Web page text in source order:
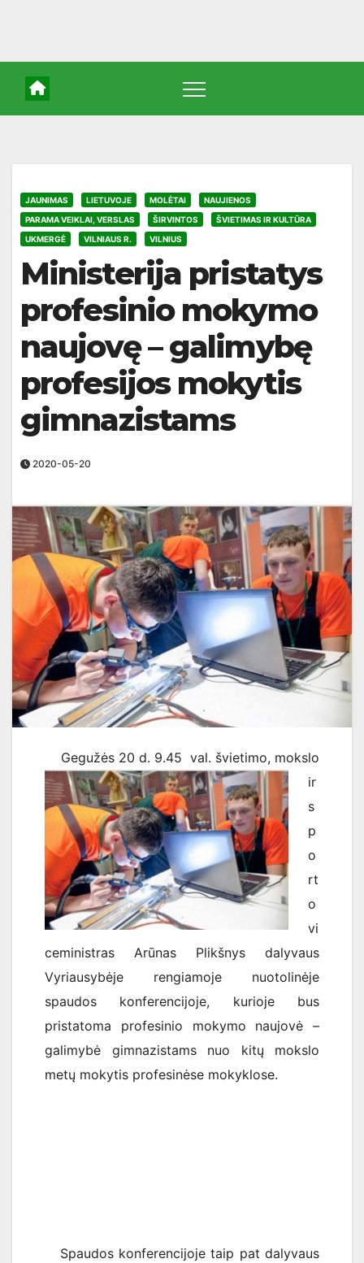
JAUNIMAS LIETUVOJE MOLĖTAI
NAUJIENOS
PARAMA VEIKLAI, VERSLAS
ŠIRVINTOS
ŠVIETIMAS IR KULTŪRA
UKMERGĖ
VILNIAUS R. VILNIUS
Ministerija pristatys
profesinio mokymo
naujovę – galimybę
profesijos mokytis
gimnazistams
2020-05-20
Gegužės 20 d. 9.45 val. švietimo, mokslo
ir
s
p
o
rt
o
vi
ceministras Arūnas Plikšnys dalyvaus
Vyriausybėje rengiamoje nuotolinėje
spaudos konferencijoje, kurioje bus
pristatoma profesinio mokymo naujovė –
galimybė gimnazistams nuo kitų mokslo
metų mokytis profesinėse mokyklose.
Spaudos konferencijoje taip pat dalyvaus